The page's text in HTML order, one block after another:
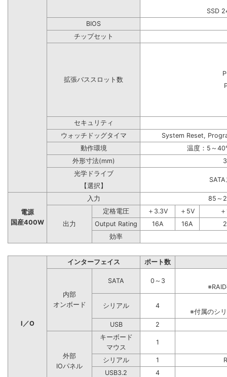
SSD
BIOS
チップセット
拡張バススロット数
セキュリティ
ウォッチドッグタイマ
System Reset,
動作環境
温度：5～
外形寸法(mm)
光学ドライブ
【選択】
電源
国産400W
入力 85～
出力
定格電圧 ＋3.3V ＋5V
Output Rating
16A 16A
効率
I／O
インターフェイス ポート数
内部
オンボード
SATA
0～3
シリアル
4
※付属のシ
USB
2
外部
IOパネル
キーボード
マウス
1
シリアル 1
USB3.2
4